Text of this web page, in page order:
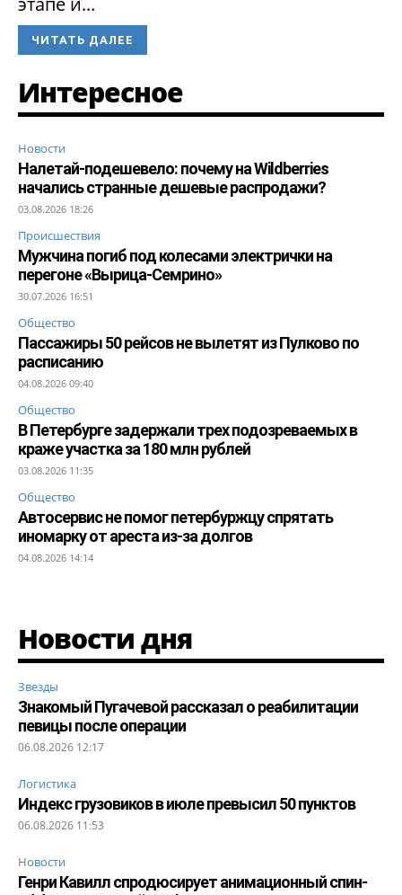
ЧИТАТЬ ДАЛЕЕ
Интересное
Новости
Налетай-подешевело: почему на Wildberries
начались странные дешевые распродажи?
03.08.2026 18:26
Происшествия
Мужчина погиб под колесами электрички на
перегоне «Вырица-Семрино»
30.07.2026 16:51
Общество
Пассажиры 50 рейсов не вылетят из Пулково по
расписанию
04.08.2026 09:40
Общество
В Петербурге задержали трех подозреваемых в
краже участка за 180 млн рублей
03.08.2026 11:35
Общество
Автосервис не помог петербуржцу спрятать
иномарку от ареста из-за долгов
04.08.2026 14:14
Новости дня
Звезды
Знакомый Пугачевой рассказал о реабилитации
певицы после операции
06.08.2026 12:17
Логистика
Индекс грузовиков в июле превысил 50 пунктов
06.08.2026 11:53
Новости
Генри Кавилл спродюсирует анимационный спин-